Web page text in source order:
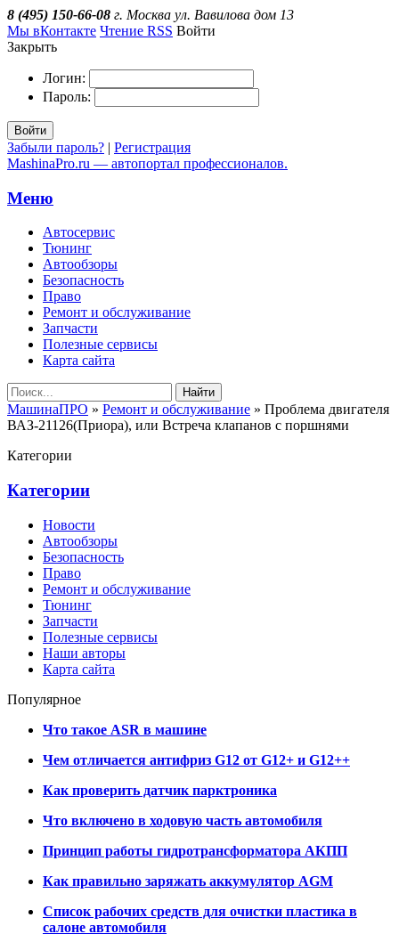
8 (495) 150-66-08 г. Москва ул. Вавилова дом 13
Мы вКонтакте Чтение RSS Войти
Закрыть
Логин:
Пароль:
Войти
Забыли пароль? | Регистрация
MashinaPro.ru — автопортал профессионалов.
Меню
Автосервис
Тюнинг
Автообзоры
Безопасность
Право
Ремонт и обслуживание
Запчасти
Полезные сервисы
Карта сайта
Найти
МашинаПРО » Ремонт и обслуживание » Проблема двигателя
ВАЗ-21126(Приора), или Встреча клапанов с поршнями
Категории
Категории
Новости
Автообзоры
Безопасность
Право
Ремонт и обслуживание
Тюнинг
Запчасти
Полезные сервисы
Наши авторы
Карта сайта
Популярное
Что такое ASR в машине
Чем отличается антифриз G12 от G12+ и G12++
Как проверить датчик парктроника
Что включено в ходовую часть автомобиля
Принцип работы гидротрансформатора АКПП
Как правильно заряжать аккумулятор AGM
Список рабочих средств для очистки пластика в
салоне автомобиля